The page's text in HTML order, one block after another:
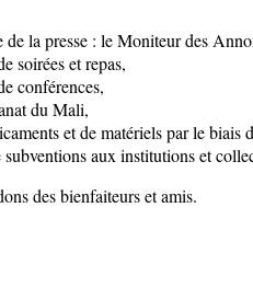
de la presse : le Moniteur des
soirées et repas,
conférences,
du Mali,
et de matériels par le
subventions aux institutions et
des bienfaiteurs et amis.